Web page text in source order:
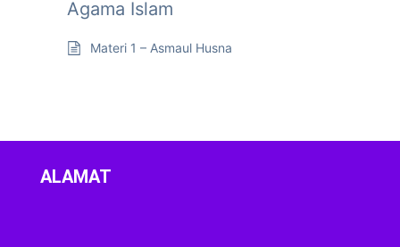
Agama Islam
Materi 1 – Asmaul Husna
ALAMAT